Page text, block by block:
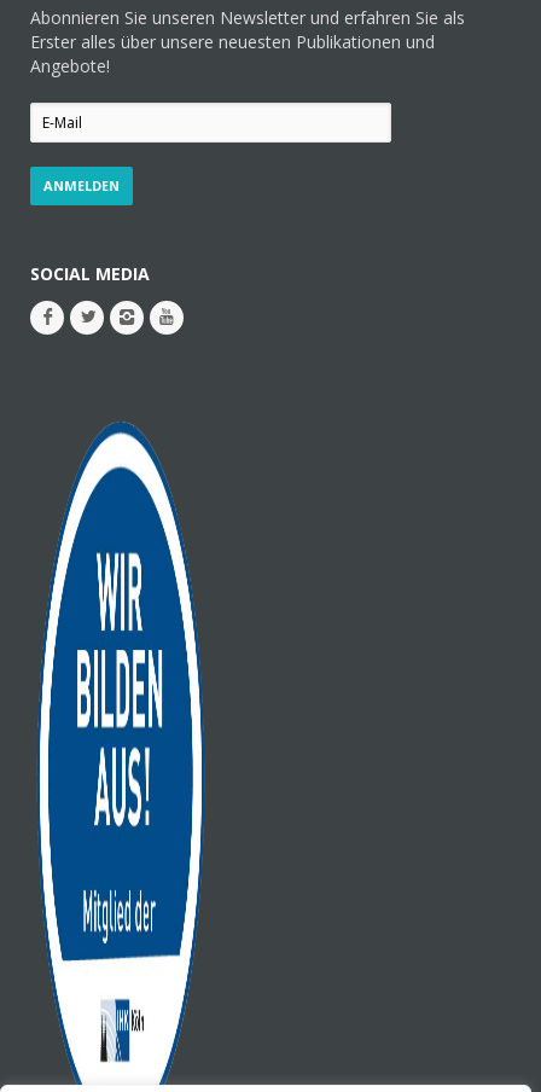
Abonnieren Sie unseren Newsletter und erfahren Sie als
Erster alles über unsere neuesten Publikationen und
Angebote!
SOCIAL MEDIA